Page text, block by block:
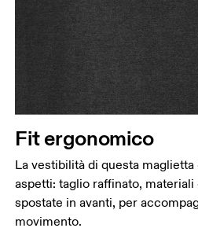
Fit ergonomico
La vestibilità di questa
aspetti: taglio raffinato,
spostate in avanti, per
movimento.